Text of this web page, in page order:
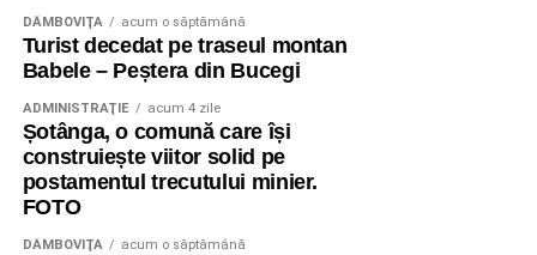
DÂMBOVIŢA acum o săptămână
Turist decedat pe traseul montan
Babele – Peștera din Bucegi
ADMINISTRAŢIE acum 4 zile
Șotânga, o comună care își
construiește viitor solid pe
postamentul trecutului minier.
FOTO
DÂMBOVIŢA acum o săptămână